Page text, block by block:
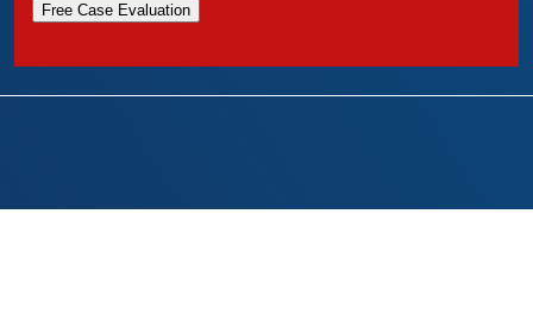
Free Case Evaluation